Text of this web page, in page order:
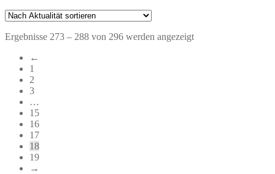
Ergebnisse 273 – 288 von 296 werden angezeigtNach
←
1
2
3
…
15
16
17
18
19
→